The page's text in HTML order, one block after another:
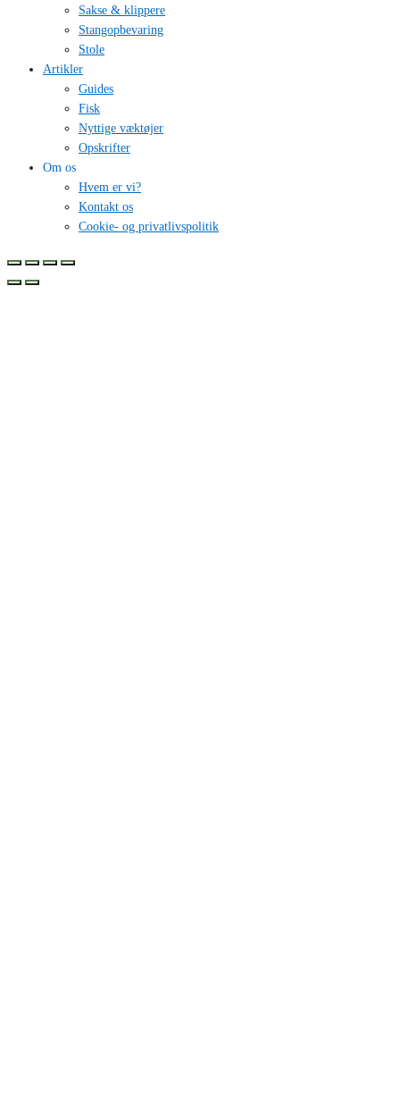
Sakse & klippere
Stangopbevaring
Stole
Artikler
Guides
Fisk
Nyttige væktøjer
Opskrifter
Om os
Hvem er vi?
Kontakt os
Cookie- og privatlivspolitik